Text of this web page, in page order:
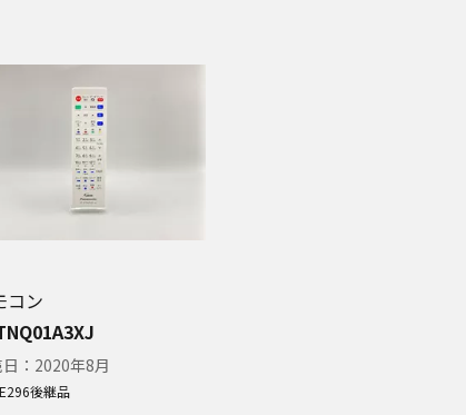
コン
： 2020年8月
後継品